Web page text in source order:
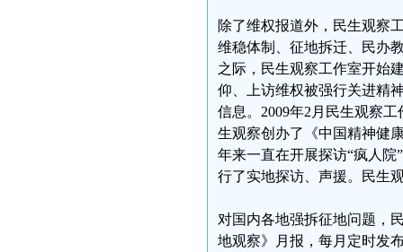
除了维权报道外，民生观察
维稳体制、征地拆迁、民办
之际，民生观察工作室开始
仰、上访维权被强行关进精
信息。2009年2月民生观察
生观察创办了《中国精神健
年来一直在开展探访“疯人
行了实地探访、声援。民生
对国内各地强拆征地问题，
地观察》月报，每月定时发